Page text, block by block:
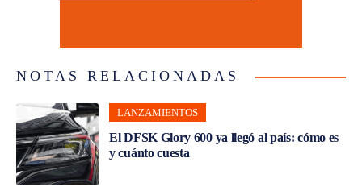
NOTAS RELACIONADAS
LANZAMIENTOS
El DFSK Glory 600 ya llegó al país: cómo es
y cuánto cuesta